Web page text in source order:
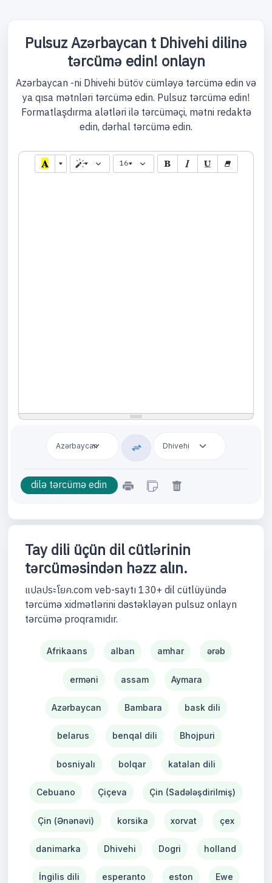
Pulsuz Azərbaycan t Dhivehi dilinə
tərcümə edin! onlayn
Azərbaycan -ni Dhivehi bütöv cümləyə tərcümə edin və
ya qısa mətnləri tərcümə edin. Pulsuz tərcümə edin!
Formatlaşdırma alətləri ilə tərcüməçi, mətni redaktə
edin, dərhal tərcümə edin.
16
Tay dili üçün dil cütlərinin
tərcüməsindən həzz alın.
แปลประโยค.com veb-saytı 130+ dil cütlüyündə
tərcümə xidmətlərini dəstəkləyən pulsuz onlayn
tərcümə proqramıdır.
Afrikaans alban amhar ərəb
erməni assam Aymara
Azərbaycan Bambara bask dili
belarus benqal dili Bhojpuri
bosniyalı bolqar katalan dili
Cebuano Çiçeva Çin (Sadələşdirilmiş)
Çin (Ənənəvi) korsika xorvat çex
danimarka Dhivehi Dogri holland
İngilis dili esperanto eston Ewe